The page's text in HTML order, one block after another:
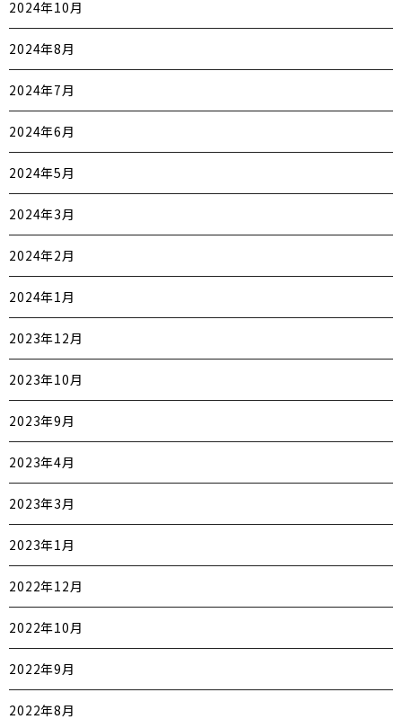
2024年10月
2024年8月
2024年7月
2024年6月
2024年5月
2024年3月
2024年2月
2024年1月
2023年12月
2023年10月
2023年9月
2023年4月
2023年3月
2023年1月
2022年12月
2022年10月
2022年9月
2022年8月